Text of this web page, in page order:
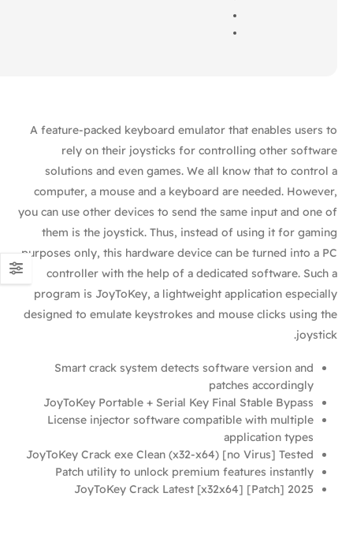
A feature-packed keyboard emulator that enables users to
rely on their joysticks for controlling other software
solutions and even games. We all know that to control a
computer, a mouse and a keyboard are needed. However,
you can use other devices to send the same input and one of
them is the joystick. Thus, instead of using it for gaming
purposes only, this hardware device can be turned into a PC
controller with the help of a dedicated software. Such a
program is JoyToKey, a lightweight application especially
designed to emulate keystrokes and mouse clicks using the
joystick.
Smart crack system detects software version and
patches accordingly
JoyToKey Portable + Serial Key Final Stable Bypass
License injector software compatible with multiple
application types
JoyToKey Crack exe Clean (x32-x64) [no Virus] Tested
Patch utility to unlock premium features instantly
JoyToKey Crack Latest [x32x64] [Patch] 2025